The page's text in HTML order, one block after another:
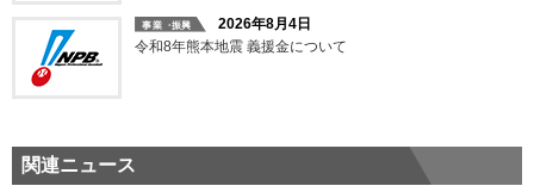
2026年8月4日
令和8年熊本地震 義援金について
関連ニュース